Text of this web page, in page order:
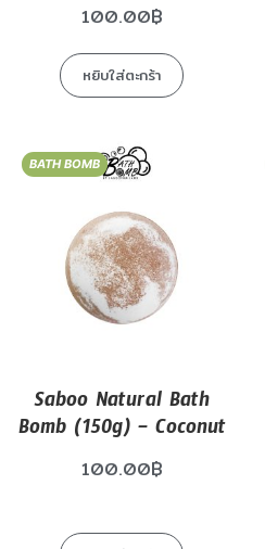
100.00฿
หยิบใส่ตะกร้า
BATH BOMB
Saboo Natural Bath
Bomb (150g) – Coconut
100.00฿